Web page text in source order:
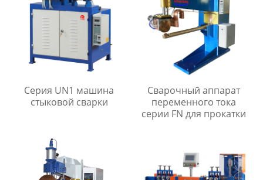
Серия UN1 машина
стыковой сварки
Сварочный аппарат
переменного тока
серии FN для прокатки